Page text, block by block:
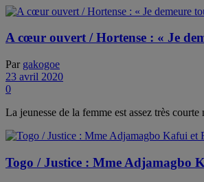
A cœur ouvert / Hortense : « Je
Par gakogoe
23 avril 2020
0
La jeunesse de la femme est assez très
Togo / Justice : Mme Adjamagbo